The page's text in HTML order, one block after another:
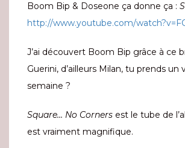
Boom Bip & Doseone ça donne ça :
http://www.youtube.com/
J’ai découvert Boom Bip grâce à ce
Guerini, d’ailleurs Milan, tu prends un
semaine ?
Square… No Corners est le tube de
est vraiment magnifique.